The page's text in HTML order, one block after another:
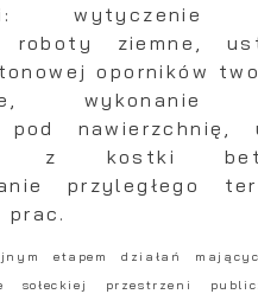
wytyczenie
ziemne,
oporników
wykonanie
pod nawierzchnię,
z kostki
przyległego
prac.
etapem działań
sołeckiej przestrzeni